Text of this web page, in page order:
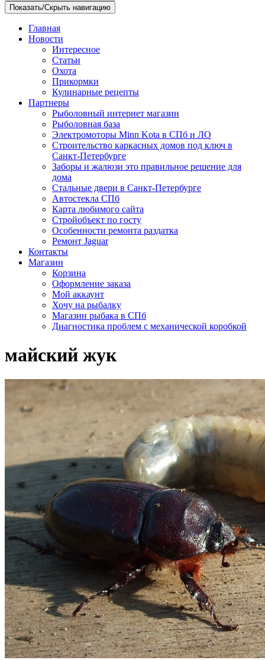
Показать/Скрыть навигацию
Главная
Новости
Интересное
Статьи
Охота
Прикормки
Кулинарные рецепты
Партнеры
Рыболовный интернет магазин
Рыболовная база
Электромоторы Minn Kota в СПб и ЛО
Строительство каркасных домов под ключ в
Санкт-Петербурге
Заборы и жалюзи это правильное решение для
дома
Стальные двери в Санкт-Петербурге
Автостекла СПб
Карта любимого сайта
Стройобъект по госту
Особенности ремонта раздатка
Ремонт Jaguar
Контакты
Магазин
Корзина
Оформление заказа
Мой аккаунт
Хочу на рыбалку
Магазин рыбака в СПб
Диагностика проблем с механической коробкой
майский жук